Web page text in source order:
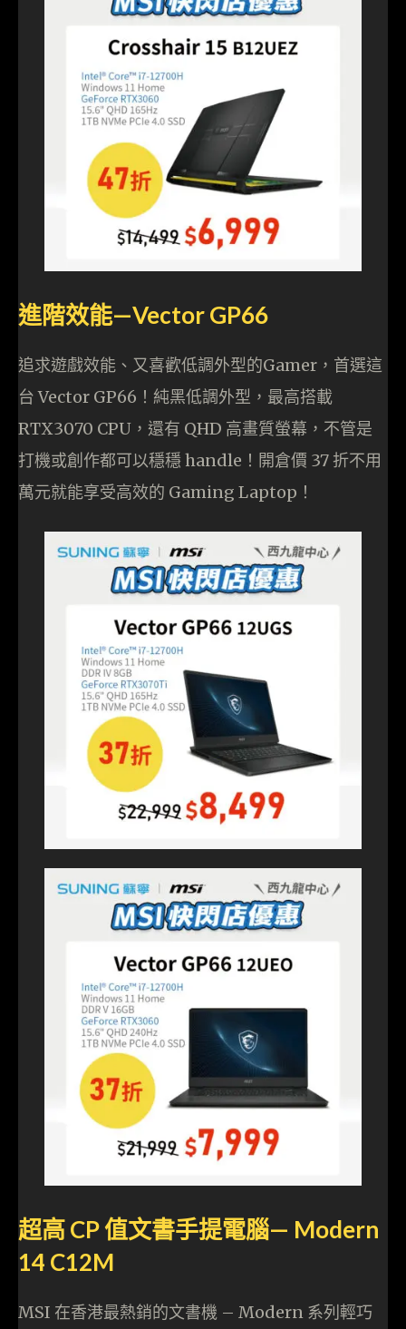
進階效能—Vector GP66
追求遊戲效能、又喜歡低調外型的Gamer，首選這
台 Vector GP66！純黑低調外型，最高搭載
RTX3070 CPU，還有 QHD 高畫質螢幕，不管是
打機或創作都可以穩穩 handle！開倉價 37 折不用
萬元就能享受高效的 Gaming Laptop！
超高 CP 值文書手提電腦— Modern
14 C12M
MSI 在香港最熱銷的文書機 – Modern 系列輕巧